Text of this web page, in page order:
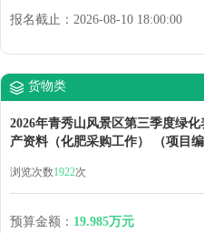
报名截止： 2026-08-10 18:00:00
货物类
2026年青秀山风景区第三季度绿化
产资料（化肥采购工作） （项目编
浏览次数1922次
预算金额： 19.985万元